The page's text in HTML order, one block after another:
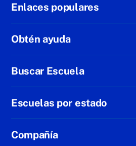
Enlaces populares
Obtén ayuda
Buscar Escuela
Escuelas por estado
Compañía